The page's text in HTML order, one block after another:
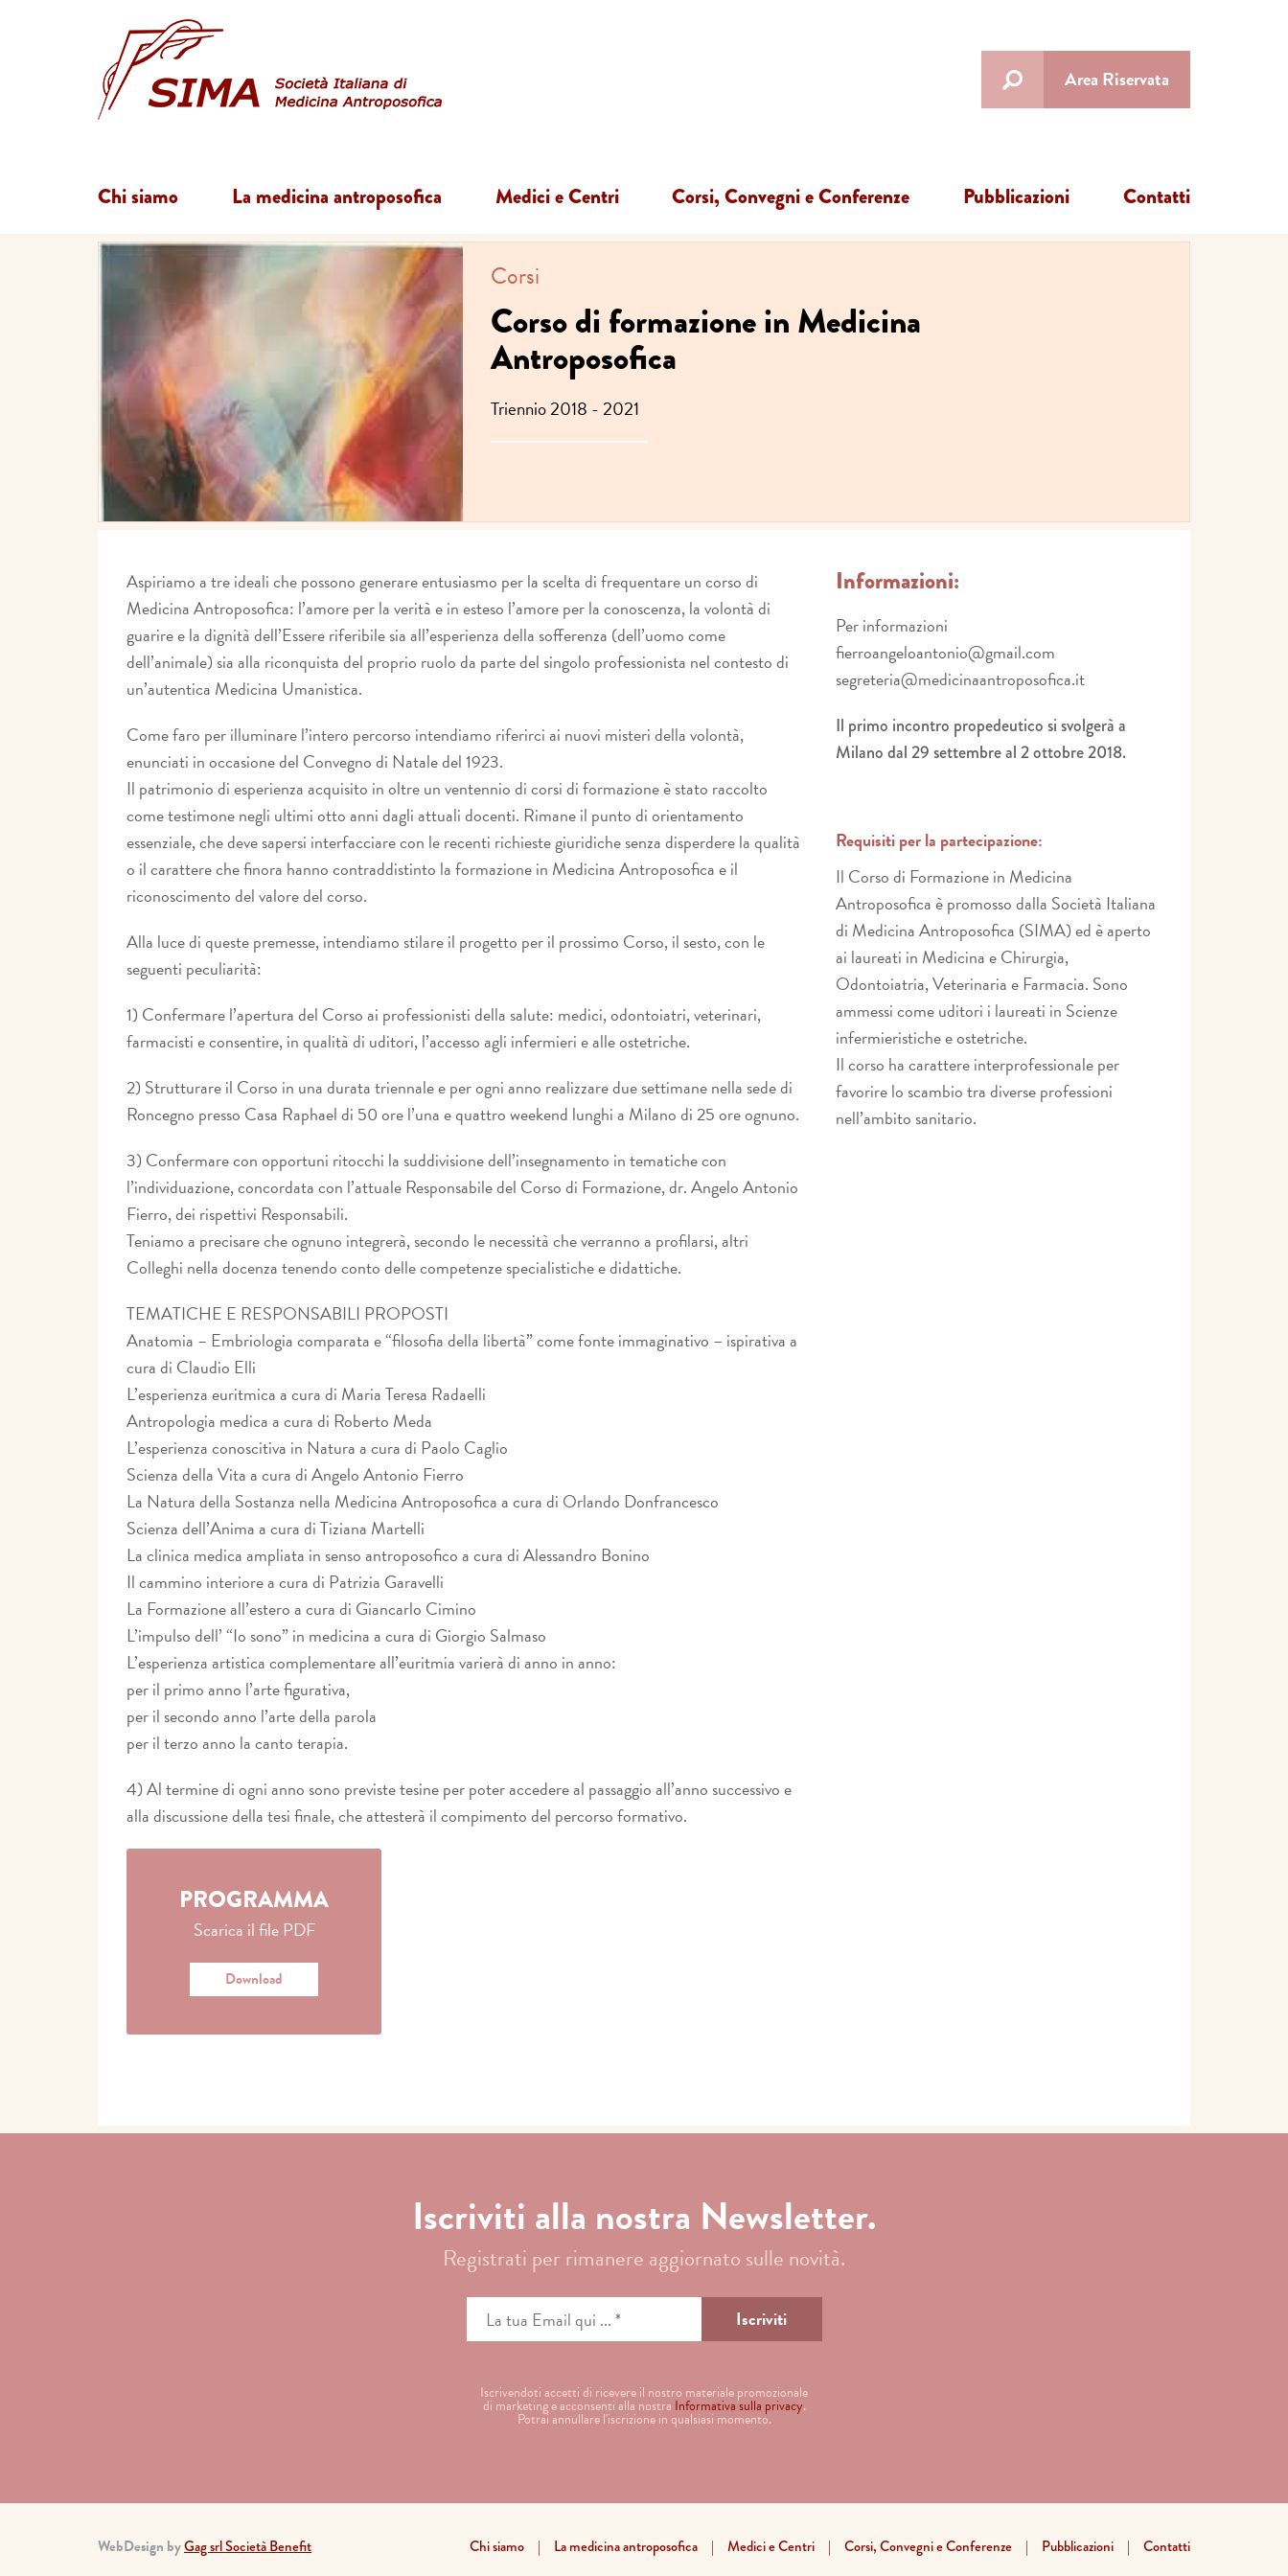
Area Riservata
Chi siamo La medicina antroposofica Medici e Centri Corsi, Convegni e Conferenze Pubblicazioni Contatti
Corsi
Corso di formazione in Medicina
Antroposofica
Triennio 2018 - 2021
Aspiriamo a tre ideali che possono generare entusiasmo per la scelta di frequentare un corso di
Medicina Antroposofica: l’amore per la verità e in esteso l’amore per la conoscenza, la volontà di
guarire e la dignità dell’Essere riferibile sia all’esperienza della sofferenza (dell’uomo come
dell’animale) sia alla riconquista del proprio ruolo da parte del singolo professionista nel contesto di
un’autentica Medicina Umanistica.
Come faro per illuminare l’intero percorso intendiamo riferirci ai nuovi misteri della volontà,
enunciati in occasione del Convegno di Natale del 1923.
Il patrimonio di esperienza acquisito in oltre un ventennio di corsi di formazione è stato raccolto
come testimone negli ultimi otto anni dagli attuali docenti. Rimane il punto di orientamento
essenziale, che deve sapersi interfacciare con le recenti richieste giuridiche senza disperdere la qualità
o il carattere che finora hanno contraddistinto la formazione in Medicina Antroposofica e il
riconoscimento del valore del corso.
Alla luce di queste premesse, intendiamo stilare il progetto per il prossimo Corso, il sesto, con le
seguenti peculiarità:
1) Confermare l’apertura del Corso ai professionisti della salute: medici, odontoiatri, veterinari,
farmacisti e consentire, in qualità di uditori, l’accesso agli infermieri e alle ostetriche.
2) Strutturare il Corso in una durata triennale e per ogni anno realizzare due settimane nella sede di
Roncegno presso Casa Raphael di 50 ore l’una e quattro weekend lunghi a Milano di 25 ore ognuno.
3) Confermare con opportuni ritocchi la suddivisione dell’insegnamento in tematiche con
l’individuazione, concordata con l’attuale Responsabile del Corso di Formazione, dr. Angelo Antonio
Fierro, dei rispettivi Responsabili.
Teniamo a precisare che ognuno integrerà, secondo le necessità che verranno a profilarsi, altri
Colleghi nella docenza tenendo conto delle competenze specialistiche e didattiche.
TEMATICHE E RESPONSABILI PROPOSTI
Anatomia – Embriologia comparata e “filosofia della libertà” come fonte immaginativo – ispirativa a
cura di Claudio Elli
L’esperienza euritmica a cura di Maria Teresa Radaelli
Antropologia medica a cura di Roberto Meda
L’esperienza conoscitiva in Natura a cura di Paolo Caglio
Scienza della Vita a cura di Angelo Antonio Fierro
La Natura della Sostanza nella Medicina Antroposofica a cura di Orlando Donfrancesco
Scienza dell’Anima a cura di Tiziana Martelli
La clinica medica ampliata in senso antroposofico a cura di Alessandro Bonino
Il cammino interiore a cura di Patrizia Garavelli
La Formazione all’estero a cura di Giancarlo Cimino
L’impulso dell’ “Io sono” in medicina a cura di Giorgio Salmaso
L’esperienza artistica complementare all’euritmia varierà di anno in anno:
per il primo anno l’arte figurativa,
per il secondo anno l’arte della parola
per il terzo anno la canto terapia.
4) Al termine di ogni anno sono previste tesine per poter accedere al passaggio all’anno successivo e
alla discussione della tesi finale, che attesterà il compimento del percorso formativo.
PROGRAMMA
Scarica il file PDF
Download
Informazioni:
Per informazioni
fierroangeloantonio@gmail.com
segreteria@medicinaantroposofica.it
Il primo incontro propedeutico si svolgerà a
Milano dal 29 settembre al 2 ottobre 2018.
Requisiti per la partecipazione:
Il Corso di Formazione in Medicina
Antroposofica è promosso dalla Società Italiana
di Medicina Antroposofica (SIMA) ed è aperto
ai laureati in Medicina e Chirurgia,
Odontoiatria, Veterinaria e Farmacia. Sono
ammessi come uditori i laureati in Scienze
infermieristiche e ostetriche.
Il corso ha carattere interprofessionale per
favorire lo scambio tra diverse professioni
nell’ambito sanitario.
Iscriviti alla nostra Newsletter.
Registrati per rimanere aggiornato sulle novità.
Iscrivendoti accetti di ricevere il nostro materiale promozionale
di marketing e acconsenti alla nostra Informativa sulla privacy.
Potrai annullare l'iscrizione in qualsiasi momento.
WebDesign byGag srl Società Benefit
Chi siamo La medicina antroposofica Medici e Centri Corsi, Convegni e Conferenze Pubblicazioni
Contatti